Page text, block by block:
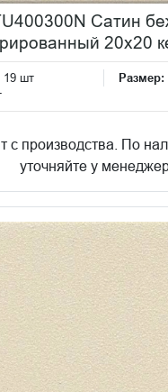
Сатин
20x20
19 шт Размер:
с производства. По
уточняйте у